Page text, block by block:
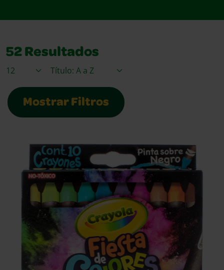
52 Resultados
Elementos / Página
Ordenar Por
Mostrar Filtros